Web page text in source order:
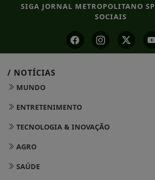
SIGA JORNAL METROPOLITANO SP
SOCIAIS
/ NOTÍCIAS
MUNDO
ENTRETENIMENTO
TECNOLOGIA & INOVAÇÃO
AGRO
SAÚDE